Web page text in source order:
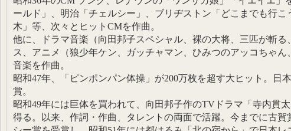
ールド」、明治「チェルシー」、ブリヂストン「どこまでも行
木」等、次々とヒットCMを作曲。
他に、ドラマ音楽（向田邦子スペシャル、裸の大将、三匹が斬る
ス、アニメ（狼少年ケン、ガッチャマン、ひみつのアッコちゃ
音楽を作曲。
昭和47年、「ピンポンパン体操」が200万枚を超す大ヒット。日
賞。
昭和49年には巨体を買われて、向田邦子作のTVドラマ「寺内貫
得る。以来、作詞・作曲、タレントの両面で活躍。今までに古賀